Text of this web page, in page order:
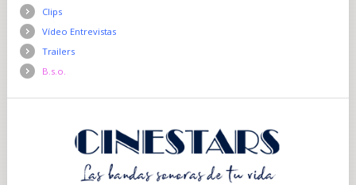
Clips
Vídeo Entrevistas
Trailers
B.s.o.